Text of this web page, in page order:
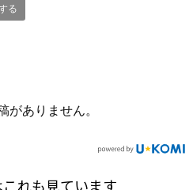
る
がありません。
れも見ています